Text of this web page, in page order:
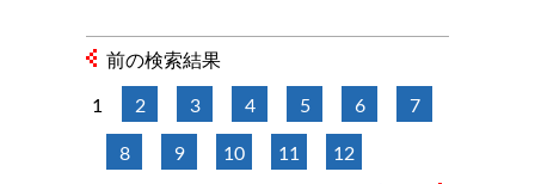
前の検索結果
1 2 3 4 5 6 7
8 9 10 11 12